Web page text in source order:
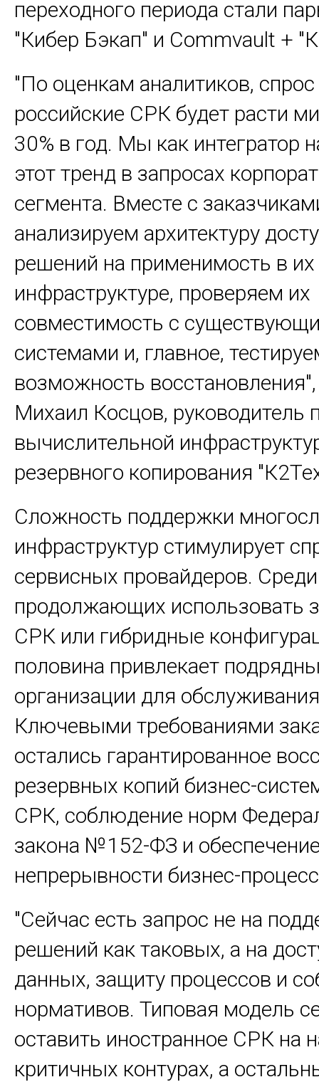
переходного периода стали
"Кибер Бэкап" и Commvault +
"По оценкам аналитиков, спрос
российские СРК будет расти
30% в год. Мы как интегратор
этот тренд в запросах
сегмента. Вместе с
анализируем архитектуру
решений на применимость в их
инфраструктуре, проверяем их
совместимость с
системами и, главное,
возможность
Михаил Косцов, руководитель
вычислительной
резервного копирования
Сложность поддержки
инфраструктур стимулирует
сервисных провайдеров.
продолжающих использовать
СРК или гибридные
половина привлекает
организации для
Ключевыми требованиями
остались гарантированное
резервных копий бизнес-
СРК, соблюдение норм
закона №152-ФЗ и
непрерывности бизнес-
"Сейчас есть запрос не на
решений как таковых, а на
данных, защиту процессов и
нормативов. Типовая модель
оставить иностранное СРК на
критичных контурах, а